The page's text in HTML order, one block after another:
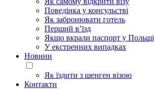
Поведінка у консульстві
Як забронювати готель
Перший в’їзд
Якщо вкрали паспорт у Польщі
У екстренних випадках
Новини
Як їздити з шенген візою
Контакти